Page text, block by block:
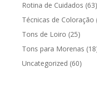
Rotina de Cuidados (63)
Técnicas de Coloração
Tons de Loiro (25)
Tons para Morenas
Uncategorized (60)